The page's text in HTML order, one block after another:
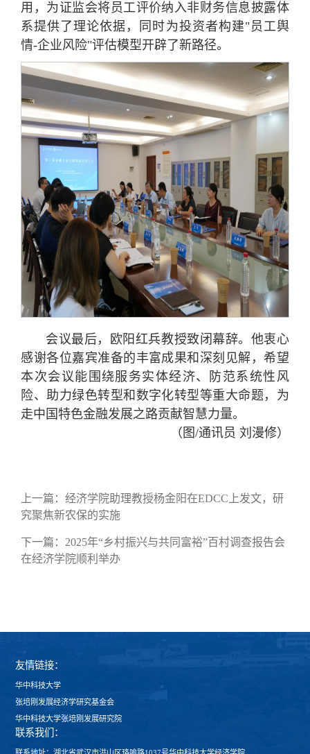
用，为证监会将员工评价纳入非财务信息披露体
系提供了理论依据，同时为投资者构建"员工舆
情-企业风险"评估模型开辟了新路径。
会议最后，欧阳红兵教授致闭幕辞。他衷心
感谢各位嘉宾准备的丰富成果和深刻见解，希望
本次会议能围绕服务实体经济、防范系统性风
险、助力绿色转型和数字化转型等重大命题，为
走中国特色金融发展之路贡献智慧力量。
（图/通讯员 刘漫修）
上一篇：经济学院助理教授杨金阳在EDCC上发文，研
究聚焦新农保的实施
下一篇：2025年“乡村振兴与共同富裕”百村调查报告会
在经济学院顺利举办
友情链接：
华中科技大学
张培刚发展经济学研究基金会
华中科技大学张培刚发展研究院
联系我们：